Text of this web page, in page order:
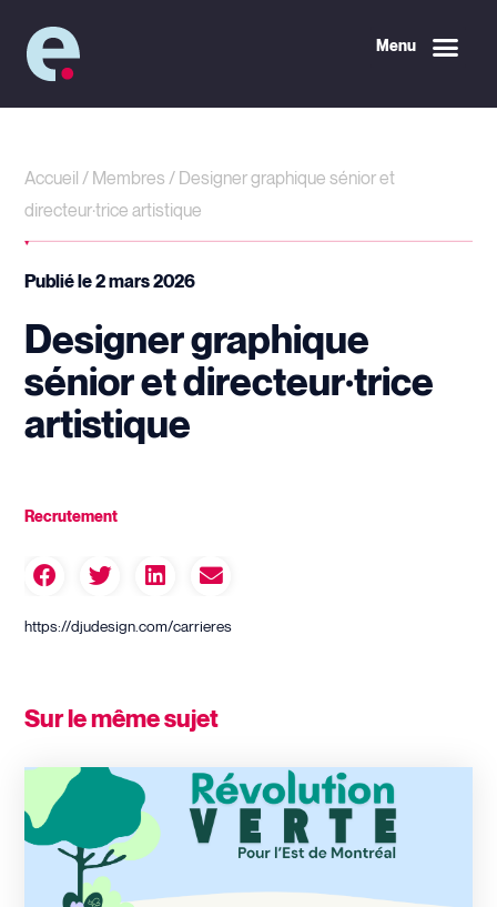
Menu
Accueil / Membres / Designer graphique sénior et
directeur·trice artistique
Publié le2 mars 2026
Designer graphique
sénior et directeur·trice
artistique
Recrutement
https://djudesign.com/carrieres
Sur le même sujet